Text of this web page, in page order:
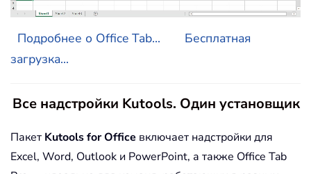
Подробнее о Office Tab...
Бесплатная
загрузка...
Все надстройки Kutools. Один установщик
Пакет Kutools for Office включает надстройки для
Excel, Word, Outlook и PowerPoint, а также Office Tab